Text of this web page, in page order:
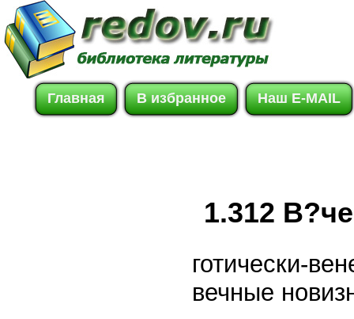
Главная В избранное Наш E-MAIL
1.312
готически-
вечные